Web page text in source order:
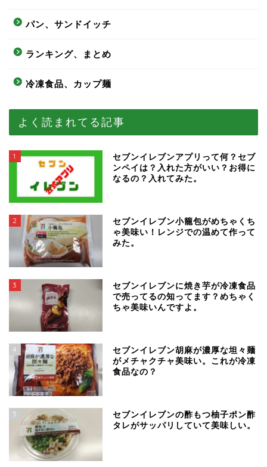
パン、サンドイッチ
ランキング、まとめ
冷凍食品、カップ麺
よく読まれてる記事
1
セブンイレブンアプリって何？セブ
ンペイは？入れた方がいい？お得に
なるの？入れてみた。
2
セブンイレブン小籠包がめちゃくち
ゃ美味い！レンジでの温めて作って
みた。
3
セブンイレブンに焼き芋が冷凍食品
で売ってるの知ってます？めちゃく
ちゃ美味いんですよ。
4
セブンイレブン胡麻が濃厚な坦々麺
がメチャクチャ美味い。これが冷凍
食品なの？
5
セブンイレブンの酢もつ柚子ポン酢
タレがサッパリしていて美味しい。